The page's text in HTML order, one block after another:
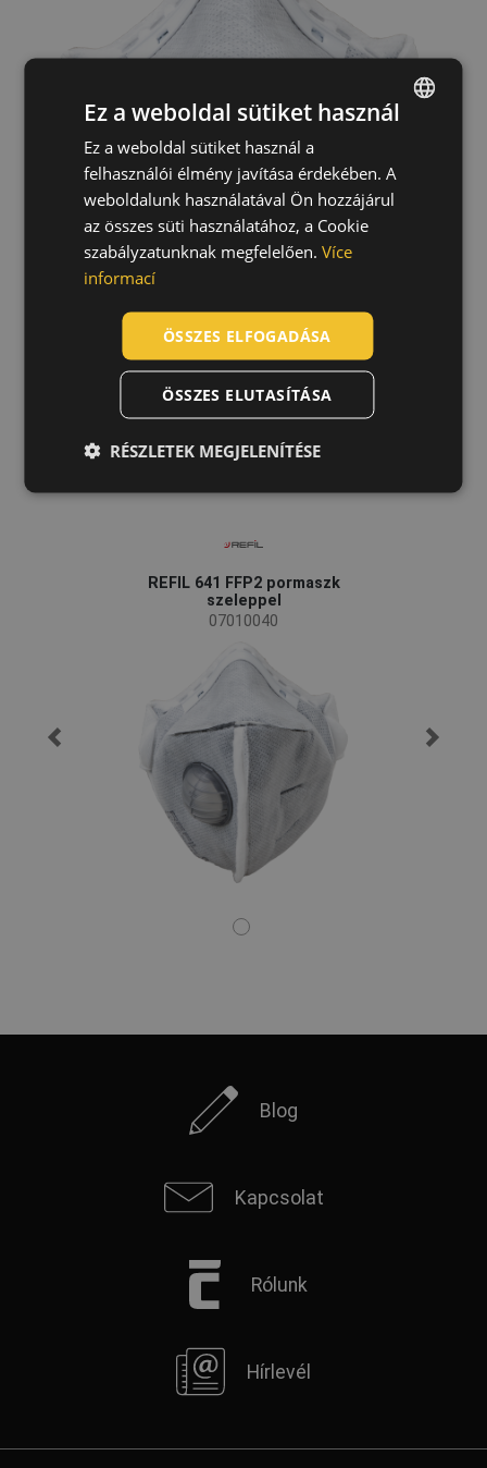
Utolsó felkeresett termék
REFIL 641 FFP2 pormaszk
szeleppel
07010040
Blog
Kapcsolat
Rólunk
Hírlevél
CZECH
HUNGARIAN
SLOVAK
GERMAN
Ez a weboldal sütiket használ
Ez a weboldal sütiket használ a
felhasználói élmény javítása érdekében. A
weboldalunk használatával Ön hozzájárul
az összes süti használatához, a Cookie
szabályzatunknak megfelelően. Více
informací
ÖSSZES ELFOGADÁSA
ÖSSZES ELUTASÍTÁSA
RÉSZLETEK MEGJELENÍTÉSE